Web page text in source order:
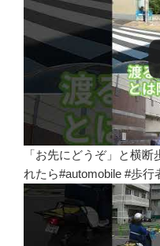
「お先にどうぞ」と横
れたら#automobile #歩行